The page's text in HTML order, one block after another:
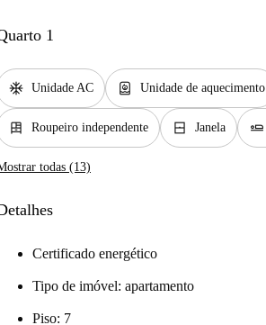
1
ac_unit Unidade AC water_heater Unidade de aquecimento
dresser Roupeiro independente window_closed Janela airline_seat_flat
todas (13)
Certificado energético
Tipo de imóvel: apartamento
Piso: 7